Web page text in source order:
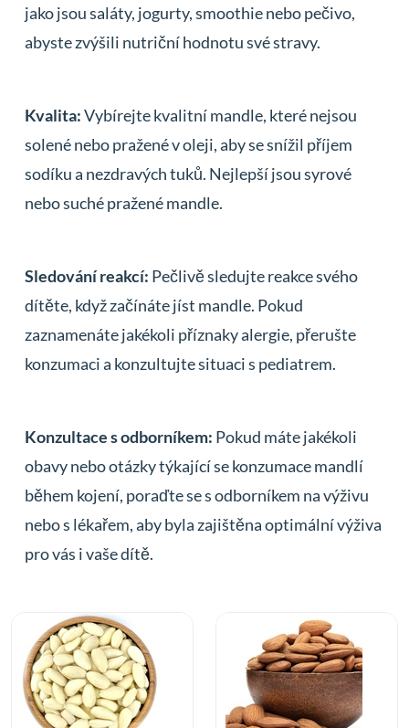
jako jsou saláty, jogurty, smoothie nebo pečivo,
abyste zvýšili nutriční hodnotu své stravy.
Kvalita:Vybírejte kvalitní mandle, které nejsou
solené nebo pražené v oleji, aby se snížil příjem
sodíku a nezdravých tuků. Nejlepší jsou syrové
nebo suché pražené mandle.
Sledování reakcí: Pečlivě sledujte reakce svého
dítěte, když začínáte jíst mandle. Pokud
zaznamenáte jakékoli příznaky alergie, přerušte
konzumaci a konzultujte situaci s pediatrem.
Konzultace s odborníkem: Pokud máte jakékoli
obavy nebo otázky týkající se konzumace mandlí
během kojení, poraďte se s odborníkem na výživu
nebo s lékařem, aby byla zajištěna optimální výživa
pro vás i vaše dítě.